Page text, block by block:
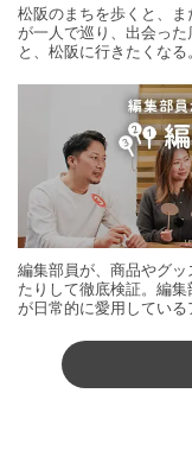
松阪のまちを歩くと、
が一人で巡り、出会っ
と、松阪に行きたくなる。
編集部員が、商品やグ
たりして徹底検証。編
が日常的に愛用している